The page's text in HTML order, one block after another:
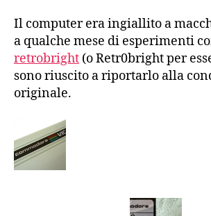
Il computer era ingiallito a
a qualche mese di esperimenti
retrobright (o Retr0bright per
sono riuscito a riportarlo alla
originale.